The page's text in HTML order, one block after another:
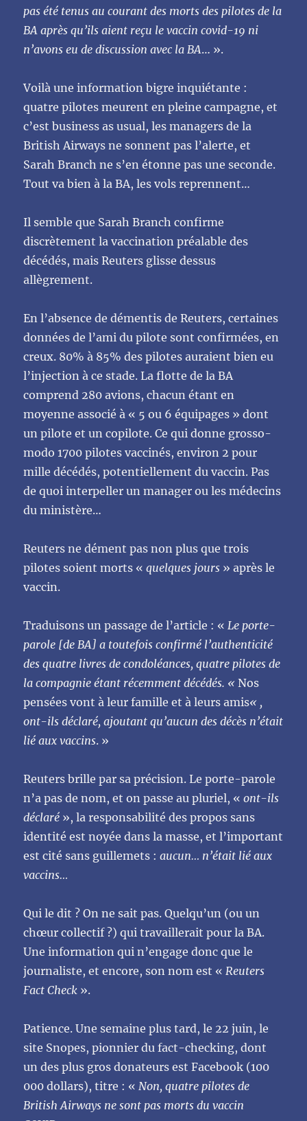
pas été tenus au courant des morts des pilotes de la
BA après qu’ils aient reçu le vaccin covid-19 ni
n’avons eu de discussion avec la BA… ».
Voilà une information bigre inquiétante :
quatre pilotes meurent en pleine campagne, et
c’est business as usual, les managers de la
British Airways ne sonnent pas l’alerte, et
Sarah Branch ne s’en étonne pas une seconde.
Tout va bien à la BA, les vols reprennent…
Il semble que Sarah Branch confirme
discrètement la vaccination préalable des
décédés, mais Reuters glisse dessus
allègrement.
En l’absence de démentis de Reuters, certaines
données de l’ami du pilote sont confirmées, en
creux. 80% à 85% des pilotes auraient bien eu
l’injection à ce stade. La flotte de la BA
comprend 280 avions, chacun étant en
moyenne associé à « 5 ou 6 équipages » dont
un pilote et un copilote. Ce qui donne grosso-
modo 1700 pilotes vaccinés, environ 2 pour
mille décédés, potentiellement du vaccin. Pas
de quoi interpeller un manager ou les médecins
du ministère…
Reuters ne dément pas non plus que trois
pilotes soient morts «quelques jours » après le
vaccin.
Traduisons un passage de l’article : «Le porte-
parole [de BA] a toutefois confirmé l’authenticité
des quatre livres de condoléances, quatre pilotes de
la compagnie étant récemment décédés. «Nos
pensées vont à leur famille et à leurs amis« ,
ont-ils déclaré, ajoutant qu’aucun des décès n’était
lié aux vaccins. »
Reuters brille par sa précision. Le porte-parole
n’a pas de nom, et on passe au pluriel, «ont-ils
déclaré », la responsabilité des propos sans
identité est noyée dans la masse, et l’important
est cité sans guillemets :aucun… n’était lié aux
vaccins…
Qui le dit ? On ne sait pas. Quelqu’un (ou un
chœur collectif ?) qui travaillerait pour la BA.
Une information qui n’engage donc que le
journaliste, et encore, son nom est «Reuters
Fact Check ».
Patience. Une semaine plus tard, le 22 juin, le
site Snopes, pionnier du fact-checking, dont
un des plus gros donateurs est Facebook (100
000 dollars), titre : «Non, quatre pilotes de
British Airways ne sont pas morts du vaccin